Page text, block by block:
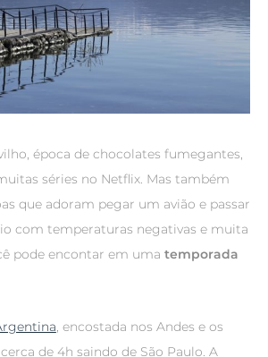
época de chocolates fumegantes,
séries no Netflix. Mas também
que adoram pegar um avião e passar
com temperaturas negativas e muita
pode encontar em uma temporada
, encostada nos Andes e os
de 4h saindo de São Paulo. A